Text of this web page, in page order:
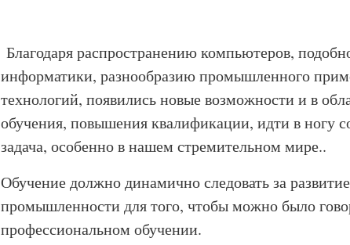
Благодаря распространению компьютеров,
информатики, разнообразию промышленного
технологий, появились новые возможности и в
обучения, повышения квалификации, идти в ногу
задача, особенно в нашем стремительном мире..
Обучение должно динамично следовать за
промышленности для того, чтобы можно было
профессиональном обучении.